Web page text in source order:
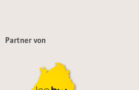
Partner von